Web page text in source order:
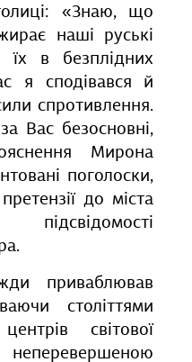
«Знаю, що
наші руські
в безплідних
я сподівався й
спротивлення.
Вас безосновні,
Мирона
поголоски,
до міста
приваблював
століттями
світової